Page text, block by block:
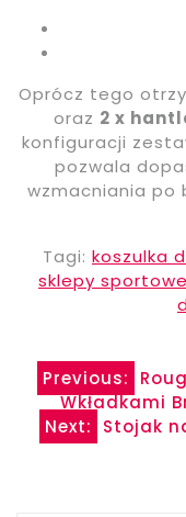
Oprócz tego
oraz 2 x
konfiguracji
pozwala
wzmacniania po
Tagi: koszulka
sklepy
wpisu
Previous:
Wkładkami
Next:
Stojak